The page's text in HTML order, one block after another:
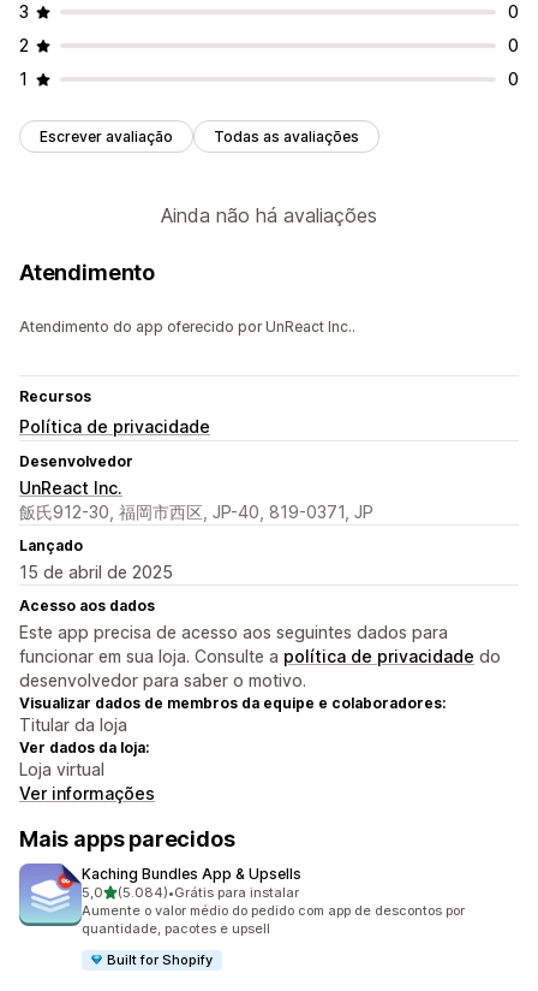
3
0
2
0
1
0
Escrever avaliação Todas as avaliações
Ainda não há avaliações
Atendimento
Atendimento do app oferecido por UnReact Inc..
Recursos
Política de privacidade
Desenvolvedor
UnReact Inc.
飯氏912-30, 福岡市西区, JP-40, 819-0371, JP
Lançado
15 de abril de 2025
Acesso aos dados
Este app precisa de acesso aos seguintes dados para
funcionar em sua loja. Consulte a política de privacidade do
desenvolvedor para saber o motivo.
Visualizar dados de membros da equipe e colaboradores:
Titular da loja
Ver dados da loja:
Loja virtual
Ver informações
Mais apps parecidos
Kaching Bundles App & Upsells
5,0de 5 estrelas
(5.084)
5084 avaliações ao todo
•Grátis para instalar
Aumente o valor médio do pedido com app de descontos por
quantidade, pacotes e upsell
Built for Shopify